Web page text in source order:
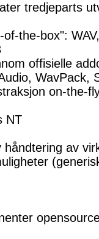
tredjeparts
the-box":
offisielle
WavPack,
on-the-
NT
av